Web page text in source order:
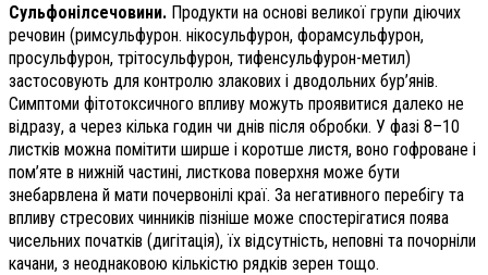
Сульфонілсечовини. Продукти на основі великої групи діючих
речовин (римсульфурон. нікосульфурон, форамсульфурон,
просульфурон, трітосульфурон, тифенсульфурон-метил)
застосовують для контролю злакових і дводольних бур’янів.
Симптоми фітотоксичного впливу можуть проявитися далеко не
відразу, а через кілька годин чи днів після обробки. У фазі 8–10
листків можна помітити ширше і коротше листя, воно гофроване і
пом’яте в нижній частині, листкова поверхня може бути
знебарвлена й мати почервонілі краї. За негативного перебігу та
впливу стресових чинників пізніше може спостерігатися поява
чисельних початків (дигітація), їх відсутність, неповні та почорніли
качани, з неоднаковою кількістю рядків зерен тощо.